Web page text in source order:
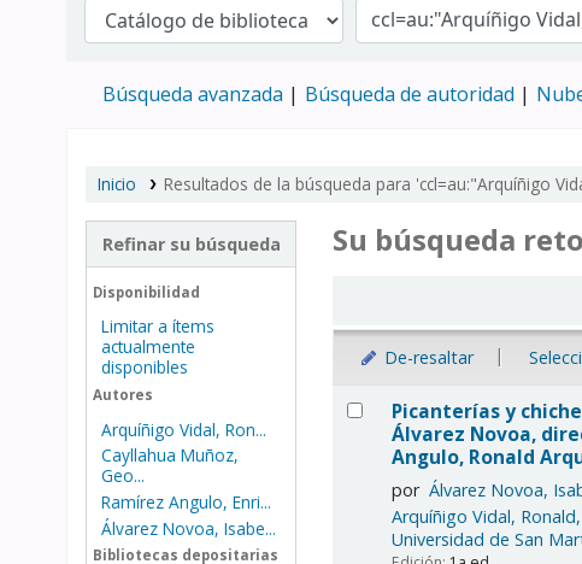
Búsqueda avanzada Búsqueda de autoridad
Inicio Resultados de la búsqueda para 'ccl=au:"Arquíñigo
Refinar su búsqueda
Disponibilidad
Limitar a ítems
actualmente
disponibles
Autores
Arquíñigo Vidal, Ron...
Cayllahua Muñoz,
Geo...
Ramírez Angulo, Enri...
Álvarez Novoa, Isabe...
Bibliotecas depositarias
Su búsqueda
De-resaltar
Resultados
Picanterías y
Álvarez Novoa,
Angulo, Ronald
por Álvarez Novoa,
Arquíñigo Vidal, Ronald
Universidad de San